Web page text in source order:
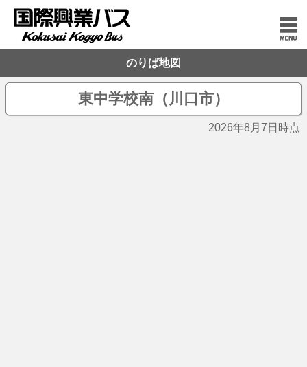
のりば地図
東中学校南（川口市）
2026年8月7日時点